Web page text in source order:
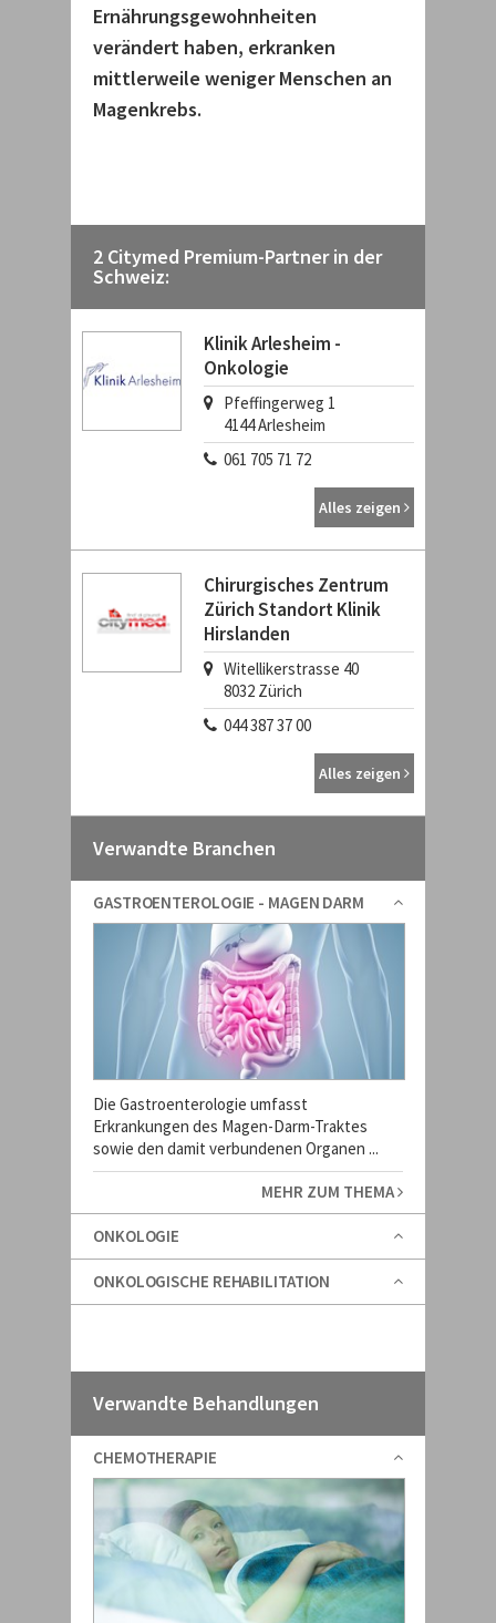
Ernährungsgewohnheiten
verändert haben, erkranken
mittlerweile weniger Menschen an
Magenkrebs.
2 Citymed Premium-Partner in der
Schweiz:
Klinik Arlesheim -
Onkologie
Pfeffingerweg 1
4144Arlesheim
061 705 71 72
Alles zeigen
Chirurgisches Zentrum
Zürich Standort Klinik
Hirslanden
Witellikerstrasse 40
8032 Zürich
044 387 37 00
Alles zeigen
Verwandte Branchen
GASTROENTEROLOGIE - MAGEN DARM
Die Gastroenterologie umfasst
Erkrankungen des Magen-Darm-Traktes
sowie den damit verbundenen Organen ...
MEHR ZUM THEMA
ONKOLOGIE
ONKOLOGISCHE REHABILITATION
Verwandte Behandlungen
CHEMOTHERAPIE